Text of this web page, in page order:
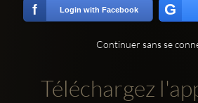
f Login with Facebook G
Continuer sans se
Téléchargez